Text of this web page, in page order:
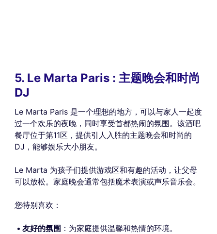
5. Le Marta Paris : 主题晚会和时尚
DJ
Le Marta Paris 是一个理想的地方，可以与家人一起度
过一个欢乐的夜晚，同时享受首都热闹的氛围。该酒吧
餐厅位于第11区，提供引人入胜的主题晚会和时尚的
DJ，能够娱乐大小朋友。
Le Marta 为孩子们提供游戏区和有趣的活动，让父母
可以放松。家庭晚会通常包括魔术表演或声乐音乐会。
您特别喜欢：
友好的氛围 ：为家庭提供温馨和热情的环境。